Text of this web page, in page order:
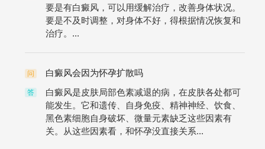
要是有白癜风，可以用缓解治疗，改善身体状况。
要是不及时调整，对身体不好，得根据情况恢复和
治疗。...
问 白癜风会因为怀孕扩散吗
答
白癜风是皮肤局部色素减退的病，在皮肤各处都可
能发生。它和遗传、自身免疫、精神神经、饮食、
黑色素细胞自身破坏、微量元素缺乏这些因素有
关。从这些因素看，和怀孕没直接关系...